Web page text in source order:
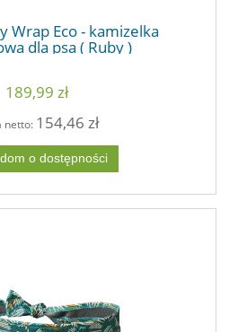
Wrap Eco - kamizelka
dla psa ( Ruby )
189,99 zł
netto: 154,46 zł
o dostępności